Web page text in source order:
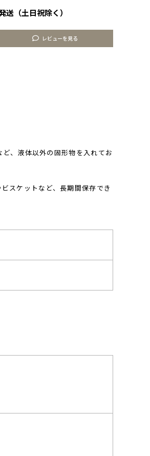
（土日祝除く）
レビューを見る
、液体以外の固形物を入れてお
スケットなど、長期間保存でき